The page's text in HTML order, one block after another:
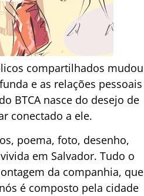
compartilhados mudou
e as relações pessoais
BTCA nasce do desejo de
conectado a ele.
poema, foto, desenho,
em Salvador. Tudo o
da companhia, que
é composto pela cidade